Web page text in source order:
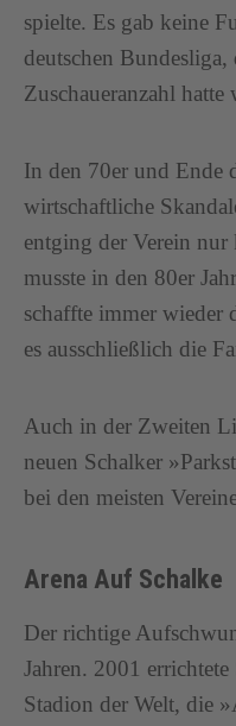
spielte. Es gab keine
deutschen Bundesliga,
Zuschaueranzahl hatte
In den 70er und Ende
wirtschaftliche
entging der Verein nur
musste in den 80er
schaffte immer wieder
es ausschließlich die
Auch in der Zweiten
neuen Schalker
bei den meisten
Arena Auf Schalke
Der richtige
Jahren. 2001
Stadion der Welt, die